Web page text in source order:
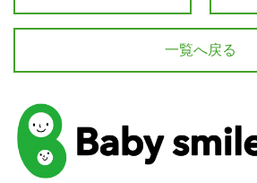
一覧へ戻る